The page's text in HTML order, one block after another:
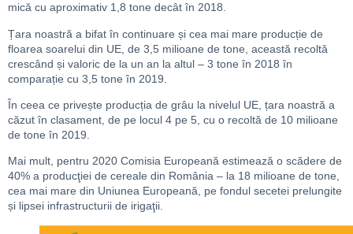
mică cu aproximativ 1,8 tone decât în 2018.
Țara noastră a bifat în continuare și cea mai mare producție de
floarea soarelui din UE, de 3,5 milioane de tone, această recoltă
crescând și valoric de la un an la altul – 3 tone în 2018 în
comparație cu 3,5 tone în 2019.
În ceea ce privește producția de grâu la nivelul UE, țara noastră a
căzut în clasament, de pe locul 4 pe 5, cu o recoltă de 10 milioane
de tone în 2019.
Mai mult, pentru 2020 Comisia Europeană estimează o scădere de
40% a producţiei de cereale din România – la 18 milioane de tone,
cea mai mare din Uniunea Europeană, pe fondul secetei prelungite
și lipsei infrastructurii de irigaţii.